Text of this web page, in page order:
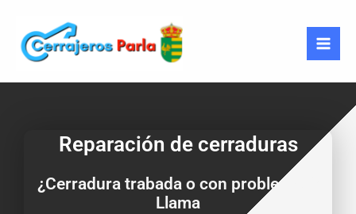
contenido
Reparación de cerraduras
¿Cerradura trabada o con problemas?
Llama